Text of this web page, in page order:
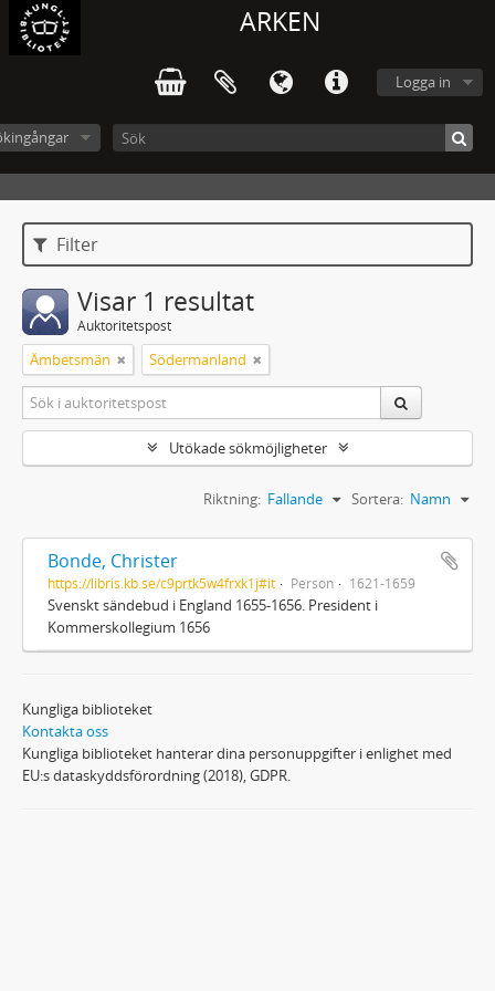
ARKEN
Logga in
Filter
Visar 1 resultat
Auktoritetspost
Ämbetsmän Södermanland
Utökade sökmöjligheter
Sortera: Namn
Riktning: Fallande
Bonde, Christer
https://libris.kb.se/c9prtk5w4frxk1j#it Person 1621-1659
Svenskt sändebud i England 1655-1656. President i
Kommerskollegium 1656
Kungliga biblioteket
Kontakta oss
Kungliga biblioteket hanterar dina personuppgifter i enlighet med
EU:s dataskyddsförordning (2018), GDPR.